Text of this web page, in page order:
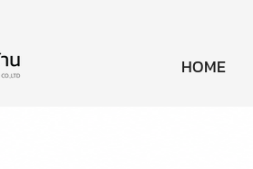
HOME